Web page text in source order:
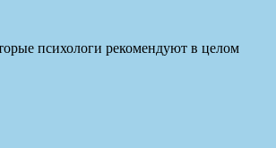
психологи рекомендуют в целом